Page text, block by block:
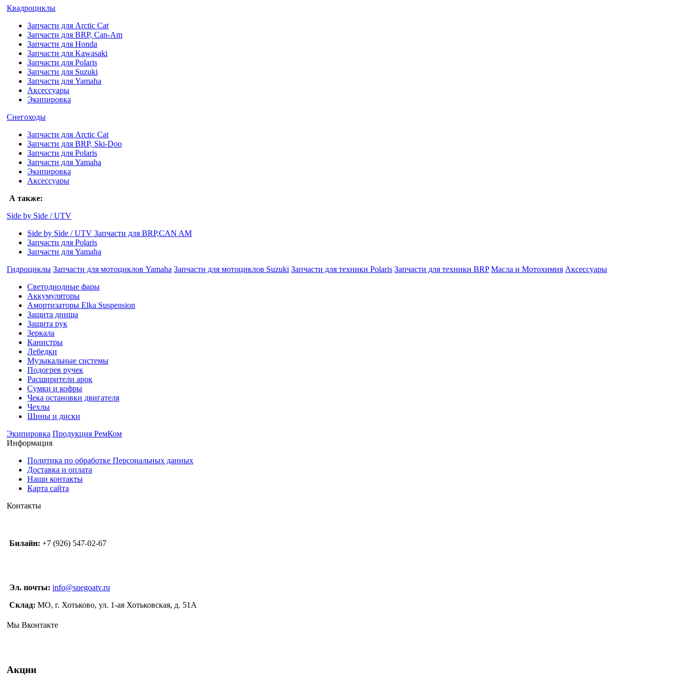
Квадроциклы
Запчасти для Arctic Cat
Запчасти для BRP, Can-Am
Запчасти для Honda
Запчасти для Kawasaki
Запчасти для Polaris
Запчасти для Suzuki
Запчасти для Yamaha
Аксессуары
Экипировка
Снегоходы
Запчасти для Arctic Cat
Запчасти для BRP, Ski-Doo
Запчасти для Polaris
Запчасти для Yamaha
Экипировка
Аксессуары
А также:
Side by Side / UTV
Side by Side / UTV Запчасти для BRP,CAN AM
Запчасти для Polaris
Запчасти для Yamaha
Гидроциклы Запчасти для мотоциклов Yamaha Запчасти для мотоциклов Suzuki Запчасти для техники Polaris Запчасти для техники BRP Масла и Мотохимия Аксессуары
Cветодиодные фары
Аккумуляторы
Амортизаторы Elka Suspension
Защита днища
Защита рук
Зеркала
Канистры
Лебедки
Музыкальные системы
Подогрев ручек
Расширители арок
Сумки и кофры
Чека остановки двигателя
Чехлы
Шины и диски
Экипировка Продукция РемКом
Информация
Политика по обработке Персональных данных
Доставка и оплата
Наши контакты
Карта сайта
Контакты
Билайн: +7 (926) 547-02-67
Эл. почты: info@snegoatv.ru
Склад: МО, г. Хотьково, ул. 1-ая Хотьковская, д. 51А
Мы Вконтакте
Акции